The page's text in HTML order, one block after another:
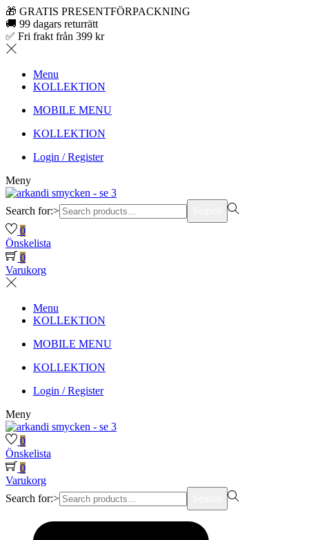
🎁 GRATIS PRESENTFÖRPACKNING
🚚 99 dagars returrätt
✅ Fri frakt från 399 kr
Menu
KOLLEKTION
MOBILE MENU
KOLLEKTION
Login / Register
Meny
Search for:>
0
Önskelista
0
Varukorg
Menu
KOLLEKTION
MOBILE MENU
KOLLEKTION
Login / Register
Meny
0
Önskelista
0
Varukorg
Search for:>